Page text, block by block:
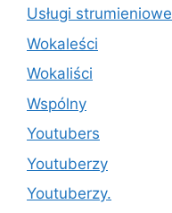
Usługi strumieniowe
Wokaleści
Wokaliści
Wspólny
Youtubers
Youtuberzy
Youtuberzy.